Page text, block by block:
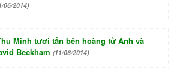
06/2014)
Minh tươi tắn bên hoàng tử Anh và
Beckham (11/06/2014)